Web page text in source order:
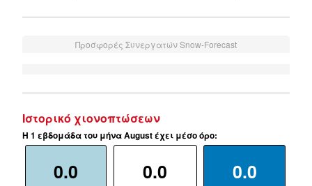
Προσφορές Συνεργατών Snow-Forecast
Ιστορικό χιονοπτώσεων
Η 1 εβδομάδα του μήνα August έχει μέσο όρο:
0.0 0.0 0.0